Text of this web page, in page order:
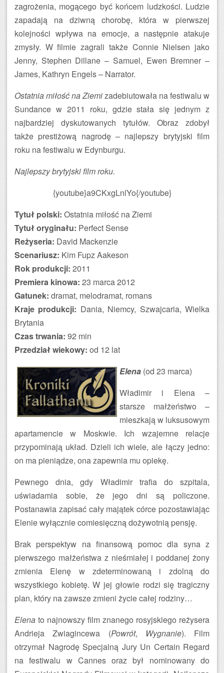
zagrożenia, mogącego być końcem ludzkości. Ludzie
zapadają na dziwną chorobę, która w pierwszej
kolejności wpływa na emocje, a następnie atakuje
zmysły. W filmie zagrali także Connie Nielsen jako
Jenny, Stephen Dillane – Samuel, Ewen Bremner –
James, Kathryn Engels – Narrator.
Ostatnia miłość na Ziemizadebiutowała na festiwalu w
Sundance w 2011 roku, gdzie stała się jednym z
najbardziej dyskutowanych tytułów. Obraz zdobył
także prestiżową nagrodę – najlepszy brytyjski film
roku na festiwalu w Edynburgu.
Najlepszy brytyjski film roku.
{youtube}a9CKxgLnlYo{/youtube}
Tytuł polski: Ostatnia miłość na Ziemi
Tytuł oryginału: Perfect Sense
Reżyseria: David Mackenzie
Scenariusz: Kim Fupz Aakeson
Rok produkcji: 2011
Premiera kinowa: 23 marca 2012
Gatunek: dramat, melodramat, romans
Kraje produkcji: Dania, Niemcy, Szwajcaria, Wielka
Brytania
Czas trwania: 92 min
Przedział wiekowy: od 12 lat
Elena (od 23 marca)
Władimir i Elena –
starsze małżeństwo –
mieszkają w luksusowym
apartamencie w Moskwie. Ich wzajemne relacje
przypominają układ. Dzieli ich wiele, ale łączy jedno:
on ma pieniądze, ona zapewnia mu opiekę.
Pewnego dnia, gdy Władimir trafia do szpitala,
uświadamia sobie, że jego dni są policzone.
Postanawia zapisać cały majątek córce pozostawiając
Elenie wyłącznie comiesięczną dożywotnią pensję.
Brak perspektyw na finansową pomoc dla syna z
pierwszego małżeństwa z nieśmiałej i poddanej żony
zmienia Elenę w zdeterminowaną i zdolną do
wszystkiego kobietę. W jej głowie rodzi się tragiczny
plan, który na zawsze zmieni życie całej rodziny…
Elena to najnowszy film znanego rosyjskiego reżysera
Andrieja Zwiagincewa (Powrót, Wygnanie). Film
otrzymał Nagrodę Specjalną Jury Un Certain Regard
na festiwalu w Cannes oraz był nominowany do